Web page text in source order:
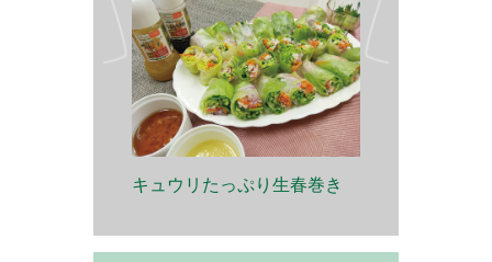
キュウリたっぷり生春巻き